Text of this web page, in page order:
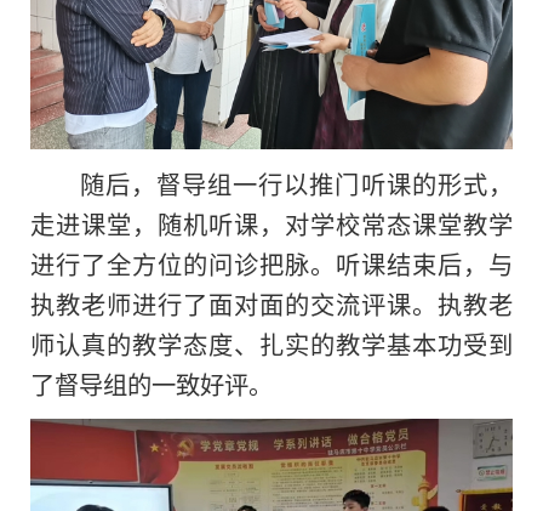
随后，督导组一行以推门听课的形式，
走进课堂，随机听课，对学校常态课堂教学
进行了全方位的问诊把脉。听课结束后，与
执教老师进行了面对面的交流评课。执教老
师认真的教学态度、扎实的教学基本功受到
了督导组的一致好评。